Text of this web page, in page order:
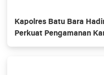
Kapolres Batu Bara
Perkuat Pengamanan